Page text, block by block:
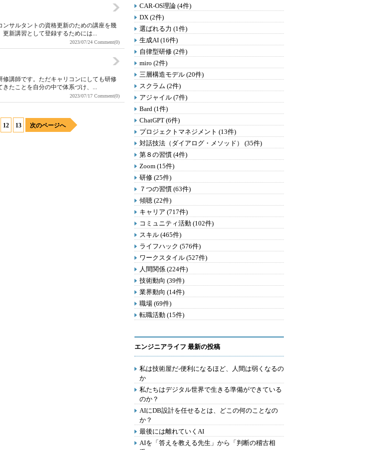
サルタントの資格更新のための講座を幾
新講習として登録するためには...
2023/07/24 Comment(0)
講師です。ただキャリコンにしても研修
たことを自分の中で体系づけ、...
2023/07/17 Comment(0)
12 13 次のページへ
CAR-OS理論 (4件)
DX (2件)
選ばれる力 (1件)
生成AI (16件)
自律型研修 (2件)
miro (2件)
三層構造モデル (20件)
スクラム (2件)
アジャイル (7件)
Bard (1件)
ChatGPT (6件)
プロジェクトマネジメント (13件)
対話技法（ダイアログ・メソッド） (35件)
第８の習慣 (4件)
Zoom (15件)
研修 (25件)
７つの習慣 (63件)
傾聴 (22件)
キャリア (717件)
コミュニティ活動 (102件)
スキル (465件)
ライフハック (576件)
ワークスタイル (527件)
人間関係 (224件)
技術動向 (39件)
業界動向 (14件)
職場 (69件)
転職活動 (15件)
エンジニアライフ 最新の投稿
私は技術屋だ-便利になるほど、人間は弱くなるの
か
私たちはデジタル世界で生きる準備ができている
のか？
AIにDB設計を任せるとは、どこの何のことなの
か？
最後には離れていくAI
AIを「答えを教える先生」から「判断の稽古相